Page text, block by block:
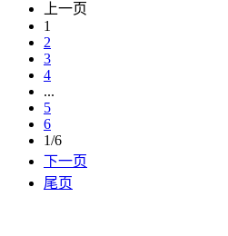
上一页
1
2
3
4
...
5
6
1/6
下一页
尾页